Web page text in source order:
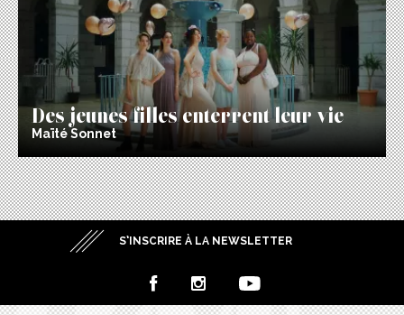
Des jeunes filles enterrent leur vie
Maïté Sonnet
S’INSCRIRE À LA NEWSLETTER